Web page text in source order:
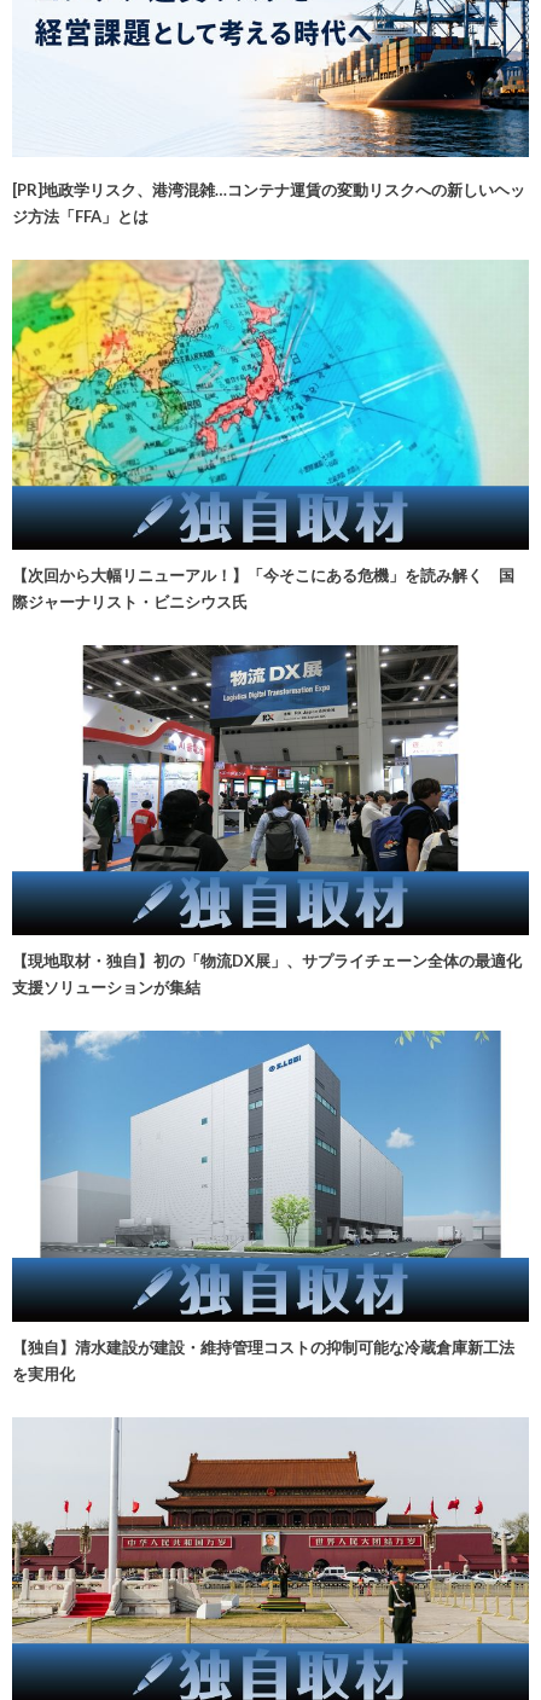
[PR]地政学リスク、港湾混雑…コンテナ運賃の変動リスクへの新しいヘッ
ジ方法「FFA」とは
【次回から大幅リニューアル！】「今そこにある危機」を読み解く 国
際ジャーナリスト・ビニシウス氏
【現地取材・独自】初の「物流DX展」、サプライチェーン全体の最適化
支援ソリューションが集結
【独自】清水建設が建設・維持管理コストの抑制可能な冷蔵倉庫新工法
を実用化